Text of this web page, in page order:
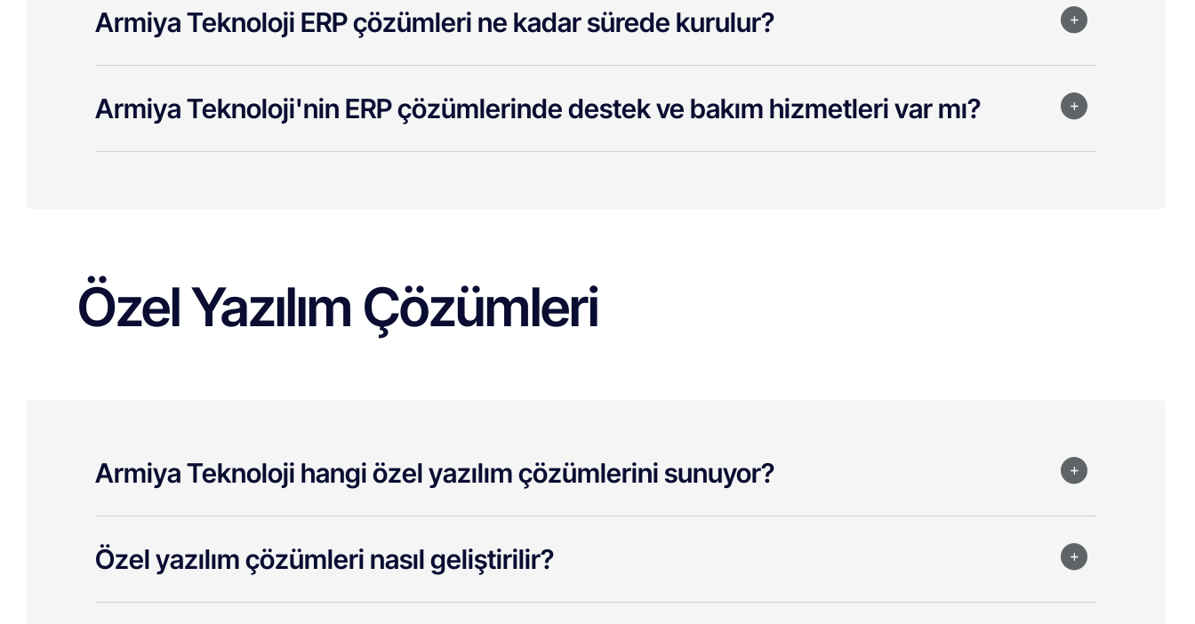
Armiya Teknoloji ERP çözümleri ne kadar sürede kurulur?
Armiya Teknoloji'nin ERP çözümlerinde destek ve bakım hizmetleri var mı?
Özel Yazılım Çözümleri
Armiya Teknoloji hangi özel yazılım çözümlerini sunuyor?
Özel yazılım çözümleri nasıl geliştirilir?